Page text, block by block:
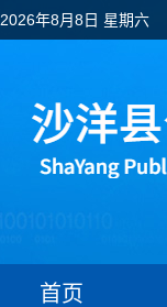
2026年8月8日 星期六
首页